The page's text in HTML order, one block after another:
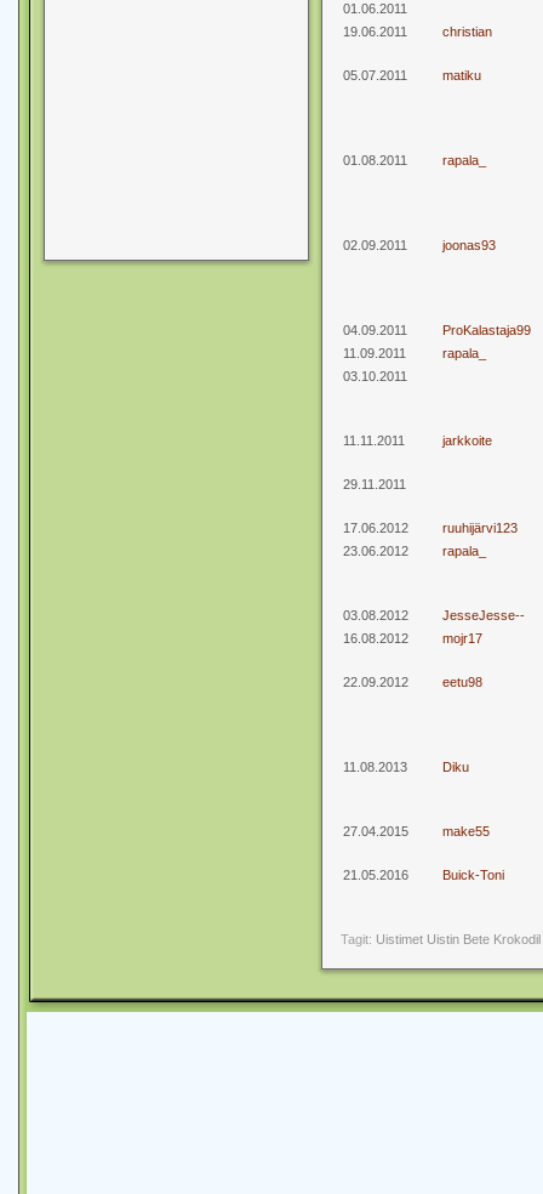
01.06.2011
19.06.2011
christian
05.07.2011 matiku
01.08.2011 rapala_
02.09.2011 joonas93
04.09.2011
ProKalastaja99
11.09.2011
rapala_
03.10.2011
11.11.2011 jarkkoite
29.11.2011
17.06.2012
ruuhijärvi123
23.06.2012
rapala_
03.08.2012
JesseJesse--
16.08.2012
mojr17
22.09.2012 eetu98
11.08.2013 Diku
27.04.2015 make55
21.05.2016 Buick-Toni
Tagit: Uistimet Uistin Bete Krokodil